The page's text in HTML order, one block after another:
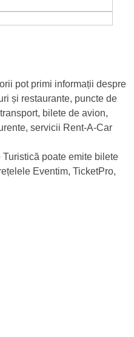
pot primi informații despre
și restaurante, puncte de
bilete de avion,
servicii Rent-A-Car
poate emite bilete
Eventim, TicketPro,